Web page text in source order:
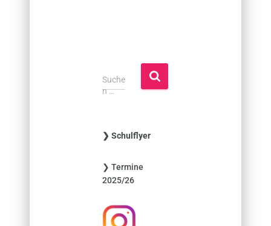
S
u
n
a
c
Suche
n …
❯ Schulflyer
❯ Termine
2025/26